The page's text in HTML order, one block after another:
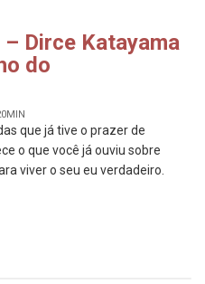
– Dirce Katayama
do
que já tive o prazer de
o que você já ouviu sobre
viver o seu eu verdadeiro.